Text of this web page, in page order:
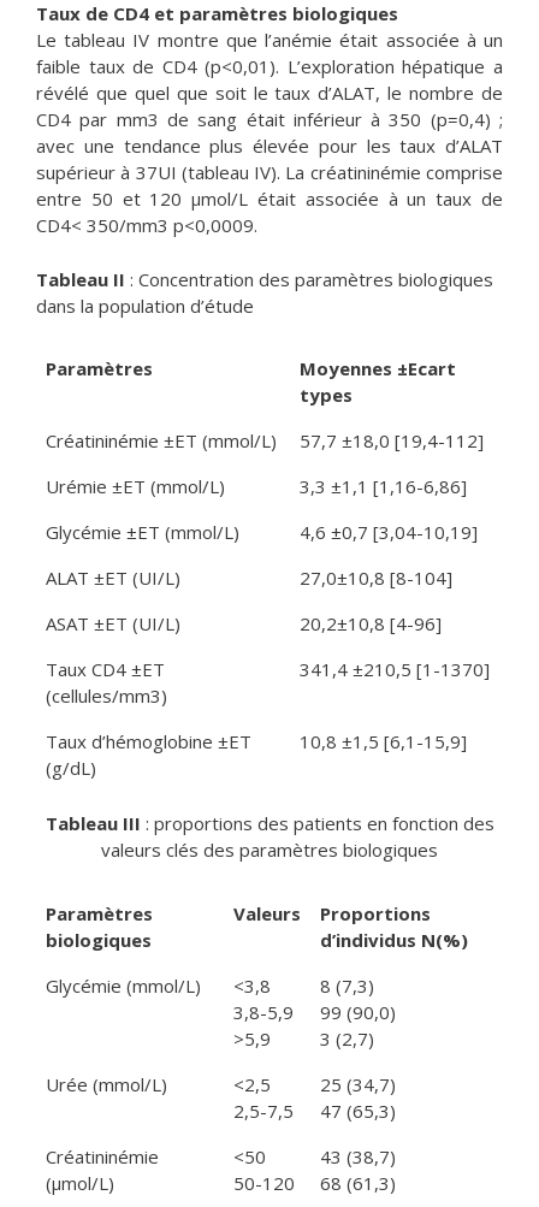
Taux de CD4 et paramètres biologiques
Le tableau IV montre que l’anémie était associée à un
faible taux de CD4 (p<0,01). L’exploration hépatique a
révélé que quel que soit le taux d’ALAT, le nombre de
CD4 par mm3 de sang était inférieur à 350 (p=0,4) ;
avec une tendance plus élevée pour les taux d’ALAT
supérieur à 37UI (tableau IV). La créatininémie comprise
entre 50 et 120 μmol/L était associée à un taux de
CD4< 350/mm3 p<0,0009.
Tableau II : Concentration des paramètres biologiques
dans la population d’étude
Paramètres
Moyennes ±Ecart
types
Créatininémie ±ET (mmol/L)
57,7 ±18,0 [19,4-112]
Urémie ±ET (mmol/L)
3,3 ±1,1 [1,16-6,86]
Glycémie ±ET (mmol/L)
4,6 ±0,7 [3,04-10,19]
ALAT ±ET (UI/L)
27,0±10,8 [8-104]
ASAT ±ET (UI/L)
20,2±10,8 [4-96]
Taux CD4 ±ET
(cellules/mm3)
341,4 ±210,5 [1-1370]
Taux d’hémoglobine ±ET
(g/dL)
10,8 ±1,5 [6,1-15,9]
Tableau III : proportions des patients en fonction des
valeurs clés des paramètres biologiques
Paramètres
biologiques
Valeurs
Proportions
d’individus N(%)
Glycémie (mmol/L)
<3,8
3,8-5,9
>5,9
8 (7,3)
99 (90,0)
3 (2,7)
Urée (mmol/L)
<2,5
2,5-7,5
25 (34,7)
47 (65,3)
Créatininémie
(μmol/L)
<50
50-120
43 (38,7)
68 (61,3)